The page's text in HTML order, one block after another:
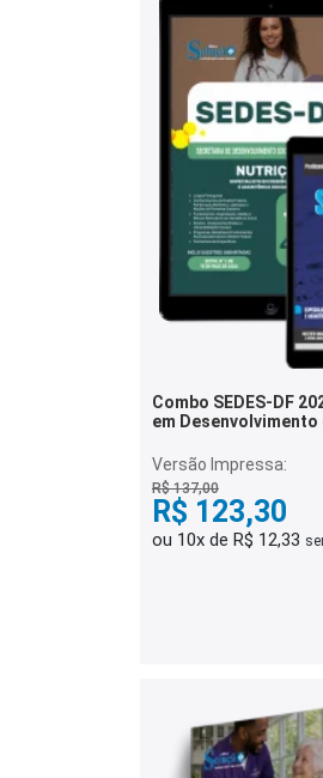
Combo SEDES-DF
em
Versão Impressa:
R$ 137,00
R$ 123,30
ou 10x de R$ 12,33